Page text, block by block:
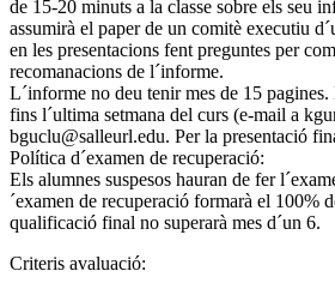
de 15-20 minuts a la classe sobre els seu
assumirà el paper de un comitè executiu
en les presentacions fent preguntes per
recomanacions de l´informe.
L´informe no deu tenir mes de 15
fins l´ultima setmana del curs (e-mail a
bguclu@salleurl.edu. Per la presentació
Política d´examen de recuperació:
Els alumnes suspesos hauran de fer
´examen de recuperació formarà el 100%
qualificació final no superarà mes d´un 6.
Criteris avaluació: